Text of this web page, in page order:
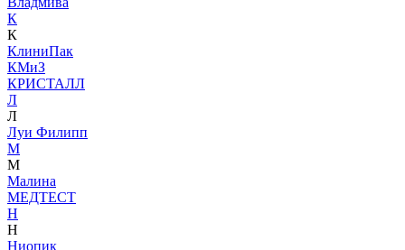
К
К
КлиниПак
КМиЗ
КРИСТАЛЛ
Л
Л
Луи Филипп
М
М
Малина
МЕДТЕСТ
Н
Н
Ниопик